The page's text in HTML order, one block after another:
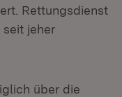
Rettungsdienst
seit jeher
über die